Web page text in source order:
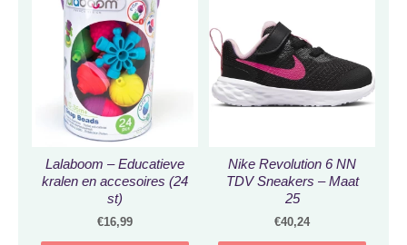
Lalaboom – Educatieve
kralen en accesoires (24
st)
€16,99
Nike Revolution 6 NN
TDV Sneakers – Maat
25
€40,24